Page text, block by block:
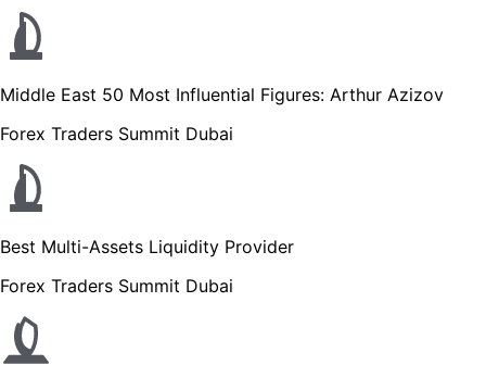
Middle East 50 Most Influential Figures: Arthur Azizov
Forex Traders Summit Dubai
Best Multi-Assets Liquidity Provider
Forex Traders Summit Dubai